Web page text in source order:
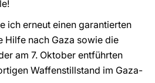
ich erneut einen garantierten
Hilfe nach Gaza sowie die
am 7. Oktober entführten
Waffenstillstand im Gaza-